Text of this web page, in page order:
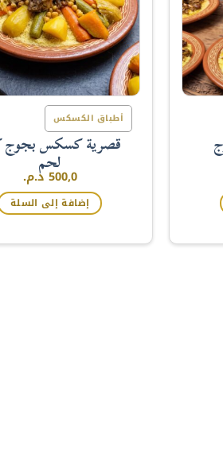
أطباق الكسكس
قصرية كسكس بجوج
لحم500,0 د.م.
إضافة إلى السلة